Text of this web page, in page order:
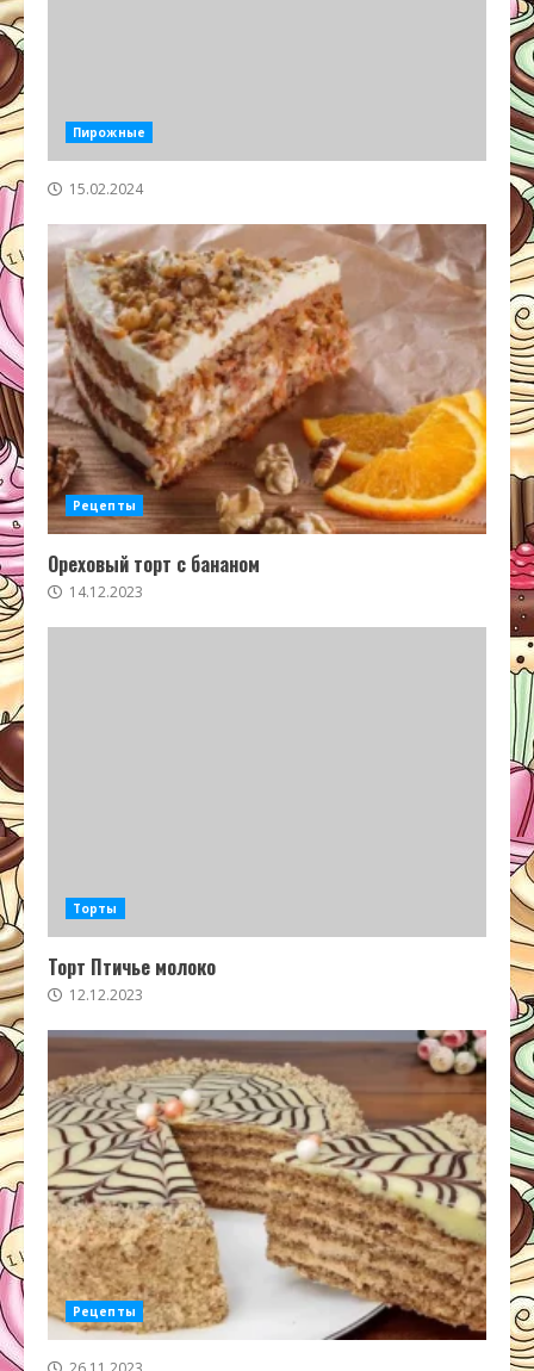
Пирожные
15.02.2024
Рецепты
Ореховый торт с бананом
14.12.2023
Торты
Торт Птичье молоко
12.12.2023
Рецепты